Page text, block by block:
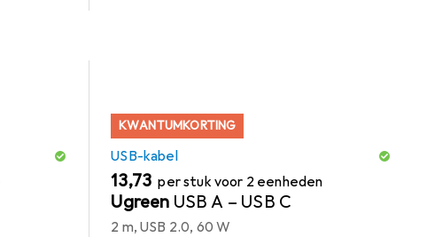
KWANTUMKORTING
USB-kabel
EUR
13,73 per stuk voor 2 eenheden
Ugreen USB A – USB C
2 m, USB 2.0, 60 W